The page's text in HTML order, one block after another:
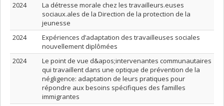
2024
La détresse morale chez les travailleurs.euses
sociaux.ales de la Direction de la protection de la
jeunesse
2024
Expériences d’adaptation des travailleuses sociales
nouvellement diplômées
2024
Le point de vue d&apos;intervenantes communautaires
qui travaillent dans une optique de prévention de la
négligence: adaptation de leurs pratiques pour
répondre aux besoins spécifiques des familles
immigrantes